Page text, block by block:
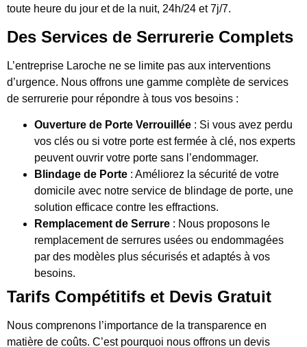
toute heure du jour et de la nuit, 24h/24 et 7j/7.
Des Services de Serrurerie Complets
L’entreprise Laroche ne se limite pas aux interventions
d’urgence. Nous offrons une gamme complète de services
de serrurerie pour répondre à tous vos besoins :
Ouverture de Porte Verrouillée : Si vous avez perdu
vos clés ou si votre porte est fermée à clé, nos experts
peuvent ouvrir votre porte sans l’endommager.
Blindage de Porte : Améliorez la sécurité de votre
domicile avec notre service de blindage de porte, une
solution efficace contre les effractions.
Remplacement de Serrure : Nous proposons le
remplacement de serrures usées ou endommagées
par des modèles plus sécurisés et adaptés à vos
besoins.
Tarifs Compétitifs et Devis Gratuit
Nous comprenons l’importance de la transparence en
matière de coûts. C’est pourquoi nous offrons un devis